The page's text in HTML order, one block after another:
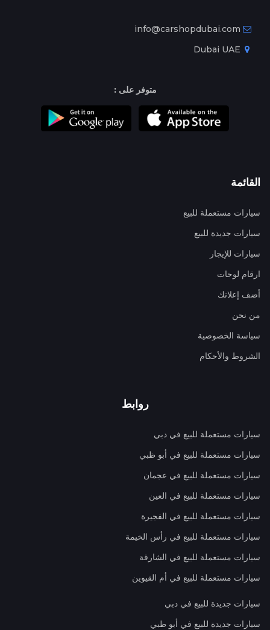
info@carshopdubai.com
متوفر على :
القائمة
سيارات مستعملة للبيع
سيارات جديدة للبيع
سيارات للإيجار
ارقام لوحات
أضف إعلانك
من نحن
سياسة الخصوصية
الشروط والأحكام
روابط
سيارات مستعملة للبيع في دبي
سيارات مستعملة للبيع في أبو ظبي
سيارات مستعملة للبيع في عجمان
سيارات مستعملة للبيع في العين
سيارات مستعملة للبيع في الفجيرة
سيارات مستعملة للبيع في رأس الخيمة
سيارات مستعملة للبيع في الشارقة
سيارات مستعملة للبيع في أم القيوين
سيارات جديدة للبيع في دبي
سيارات جديدة للبيع في أبو ظبي